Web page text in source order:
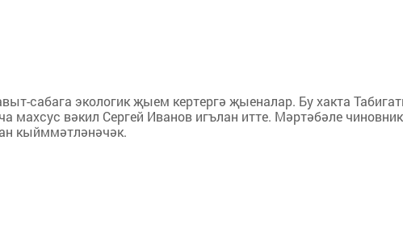
са­бага экологик җыем кер­тергә җыеналар. Бу хакта
махсус вәкил Сер­гей Иванов игълан итте. Мәртәбәле
кыйм­мәт­ләнәчәк.